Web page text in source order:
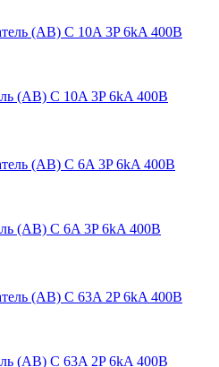
(АВ) C 10A 3P 6kA 400В
(АВ) C 6A 3P 6kA 400В
(АВ) C 63A 2P 6kA 400В